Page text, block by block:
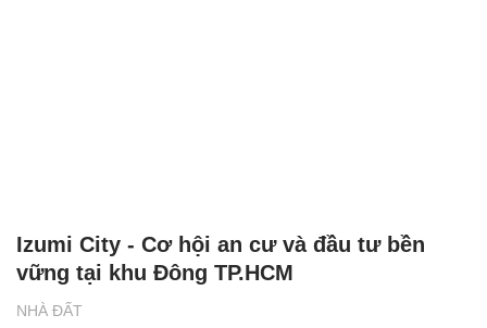
NHÀ ĐẤT
Izumi City - Cơ hội an cư và đầu tư bền
vững tại khu Đông TP.HCM